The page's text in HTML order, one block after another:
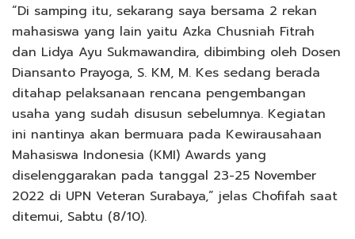
“Di samping itu, sekarang saya bersama 2 rekan
mahasiswa yang lain yaitu Azka Chusniah Fitrah
dan Lidya Ayu Sukmawandira, dibimbing oleh Dosen
Diansanto Prayoga, S. KM, M. Kes sedang berada
ditahap pelaksanaan rencana pengembangan
usaha yang sudah disusun sebelumnya. Kegiatan
ini nantinya akan bermuara pada Kewirausahaan
Mahasiswa Indonesia (KMI) Awards yang
diselenggarakan pada tanggal 23-25 November
2022 di UPN Veteran Surabaya,” jelas Chofifah saat
ditemui, Sabtu (8/10).